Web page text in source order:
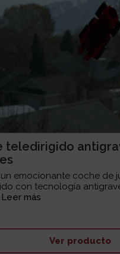
teledirigido
un emocionante coche de
con tecnología
Leer más
Ver producto